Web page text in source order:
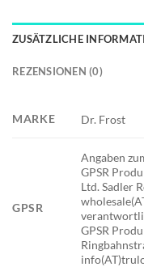
ZUSÄTZLICHE
REZENSIONEN (0)
MARKE Dr. Frost
GPSR
Angaben
GPSR
Ltd. Sadler
GPSR